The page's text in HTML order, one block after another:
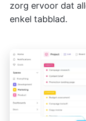
zorg ervoor dat
enkel tabblad.